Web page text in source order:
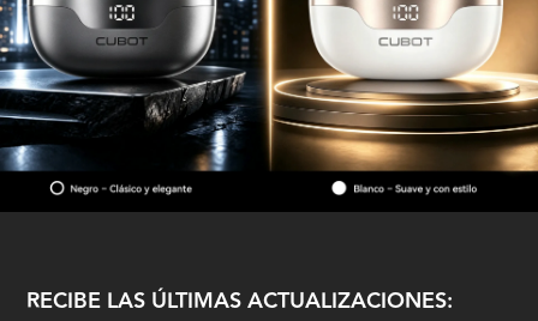
RECIBE LAS ÚLTIMAS ACTUALIZACIONES: